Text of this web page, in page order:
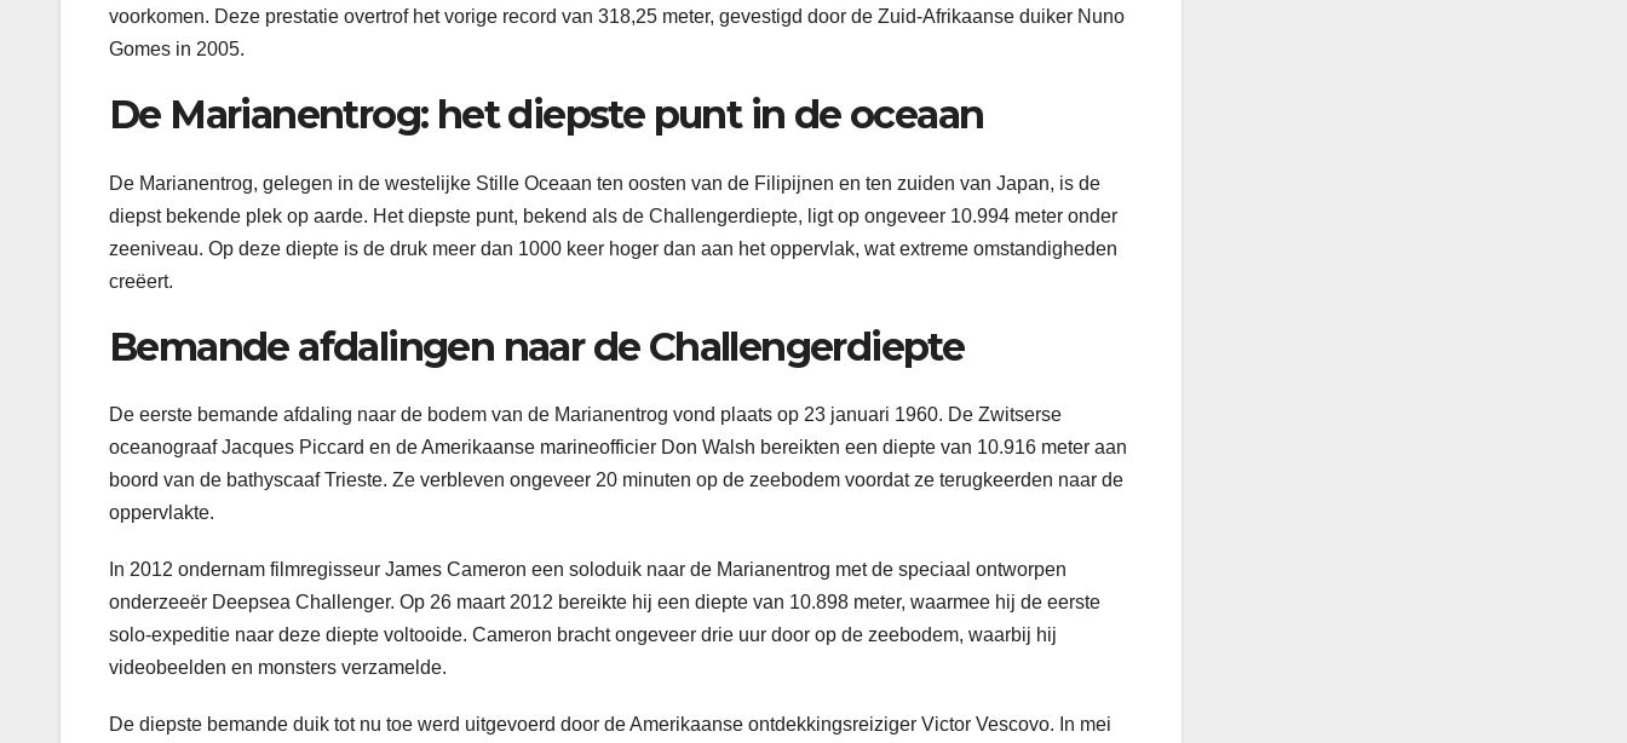
voorkomen. Deze prestatie overtrof het vorige record van 318,25 meter, gevestigd door de Zuid-Afrikaanse duiker Nuno
Gomes in 2005.
De Marianentrog: het diepste punt in de oceaan
De Marianentrog, gelegen in de westelijke Stille Oceaan ten oosten van de Filipijnen en ten zuiden van Japan, is de
diepst bekende plek op aarde. Het diepste punt, bekend als de Challengerdiepte, ligt op ongeveer 10.994 meter onder
zeeniveau. Op deze diepte is de druk meer dan 1000 keer hoger dan aan het oppervlak, wat extreme omstandigheden
creëert.
Bemande afdalingen naar de Challengerdiepte
De eerste bemande afdaling naar de bodem van de Marianentrog vond plaats op 23 januari 1960. De Zwitserse
oceanograaf Jacques Piccard en de Amerikaanse marineofficier Don Walsh bereikten een diepte van 10.916 meter aan
boord van de bathyscaaf Trieste. Ze verbleven ongeveer 20 minuten op de zeebodem voordat ze terugkeerden naar de
oppervlakte.
In 2012 ondernam filmregisseur James Cameron een soloduik naar de Marianentrog met de speciaal ontworpen
onderzeeër Deepsea Challenger. Op 26 maart 2012 bereikte hij een diepte van 10.898 meter, waarmee hij de eerste
solo-expeditie naar deze diepte voltooide. Cameron bracht ongeveer drie uur door op de zeebodem, waarbij hij
videobeelden en monsters verzamelde.
De diepste bemande duik tot nu toe werd uitgevoerd door de Amerikaanse ontdekkingsreiziger Victor Vescovo. In mei